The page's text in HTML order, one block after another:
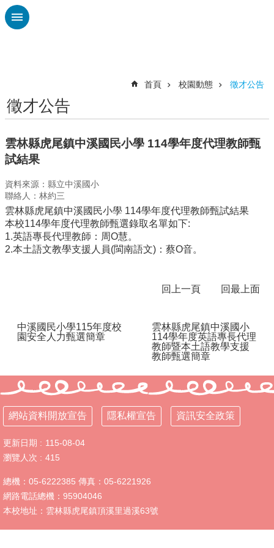
跳到主要內容區塊
課
計
畫
平
專
區
中
溪
校
態
英
語
口
展
能
區
認
首頁 校園動態 徵才公告
徵才公告
雲林縣虎尾鎮中溪國民小學 114學年度代理教師甄
試結果
資料來源：縣立中溪國小
聯絡人：林約三
雲林縣虎尾鎮中溪國民小學 114學年度代理教師甄試結果
本校114學年度代理教師甄選錄取名單如下:
1.英語專長代理教師：周O慧。
2.本土語文教學支援人員(閩南語文)：蔡O音。
回上一頁 回最上面
中溪國民小學115年度校
園安全人力甄選簡章
雲林縣虎尾鎮中溪國小
114學年度英語專長代理
教師暨本土語教學支援
教師甄選簡章
網站資料開放宣告 隱私權宣告 資訊安全政策
更新日期
115-08-04
瀏覽人次
415
總機：05-6222385 傳真：05-6221926
網路電話總機：95904046
本校地址：雲林縣虎尾鎮頂溪里過溪63號